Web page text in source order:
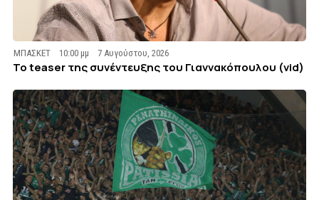
ΜΠΑΣΚΕΤ 10:00 μμ 7 Αυγούστου, 2026
To teaser της συνέντευξης του Γιαννακόπουλου (vid)